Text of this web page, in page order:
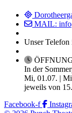
MAIL:
Unser Telefon
In der
Mi, 01.07. |
jeweils von
Facebook-f